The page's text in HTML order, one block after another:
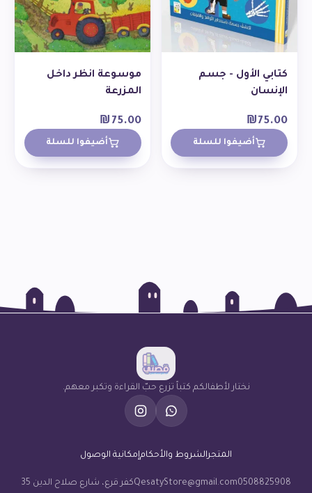
كتابي الأول - جسم
الإنسان
₪75.00
أضيفوا للسلة
موسوعة انظر داخل
المزرعة
₪ 75.00
أضيفوا للسلة
نختار لأطفالكم كتباً تزرع حبّ القراءة وتكبر معهم.
المتجر الشروط والأحكامإمكانية الوصول
0508825908
QesatyStore@gmail.comكفر قرع، شارع صلاح الدين 35